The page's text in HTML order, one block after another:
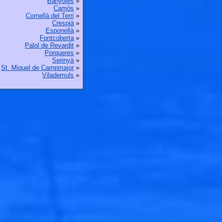
Camós »
Cornellá del Terri »
Crespià»
Esponellà»
Fontcoberta»
Palol de Revardit »
Porqueres »
Serinyà»
St. Miquel de Campmajor »
Vilademuls »